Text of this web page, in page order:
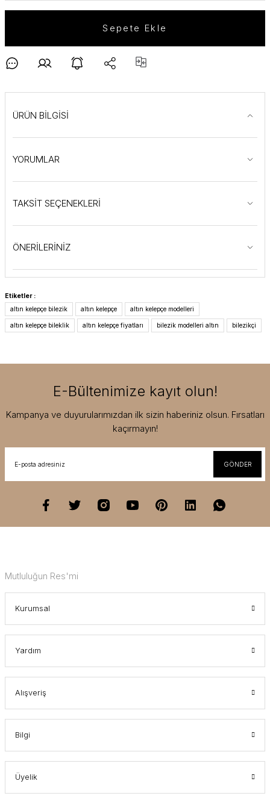
Sepete Ekle
ÜRÜN BİLGİSİ
YORUMLAR
TAKSİT SEÇENEKLERİ
ÖNERİLERİNİZ
Etiketler :
altın kelepçe bilezik
altın kelepçe altın kelepçe modelleri
altın kelepçe bileklik altın kelepçe fiyatları bilezik modelleri altın bilezikçi
E-Bültenimize kayıt olun!
Kampanya ve duyurularımızdan ilk sizin haberiniz olsun. Fırsatları
kaçırmayın!
GÖNDER
Mutluluğun Res'mi
Kurumsal
Yardım
Alışveriş
Bilgi
Üyelik